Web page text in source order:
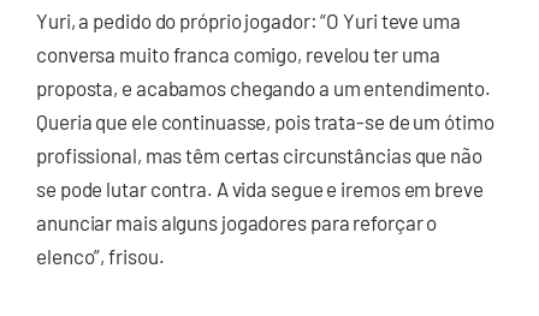
Yuri, a pedido do próprio jogador: “O Yuri teve uma
conversa muito franca comigo, revelou ter uma
proposta, e acabamos chegando a um entendimento.
Queria que ele continuasse, pois trata-se de um ótimo
profissional, mas têm certas circunstâncias que não
se pode lutar contra. A vida segue e iremos em breve
anunciar mais alguns jogadores para reforçar o
elenco”, frisou.